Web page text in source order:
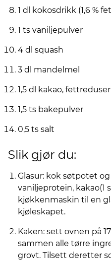
1 dl kokosdrikk (1,6 %
1 ts vaniljepulver
4 dl squash
3 dl mandelmel
1,5 dl kakao,
1,5 ts bakepulver
0,5 ts salt
Slik gjør du:
Glasur: kok søtpotet
vaniljeprotein, kakao(1
kjøkkenmaskin til en
kjøleskapet.
Kaken: sett ovnen på
sammen alle tørre
grovt. Tilsett deretter